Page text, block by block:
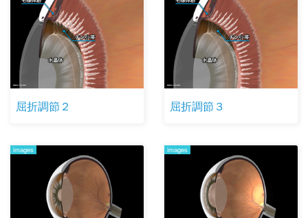
屈折調節２ 屈折調節３
images images